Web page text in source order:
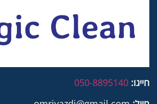
חייגו: 050-8895140